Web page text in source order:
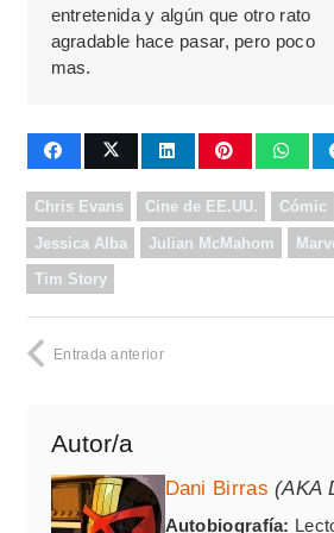
entretenida y algún que otro rato
agradable hace pasar, pero poco
mas.
Chris Evans Cine de EE.UU. Cómic
Jessica Alba Julian McMahom
Tim Story
Entrada anterior
Autor/a
Dani Birras (AKA
Autobiografía: